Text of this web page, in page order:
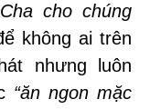
cho chúng
không ai trên
nhưng luôn
“ăn ngon mặc